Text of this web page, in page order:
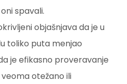
spavali.
objašnjava da je u
toliko puta menjao
je efikasno proveravanje
otežano ili